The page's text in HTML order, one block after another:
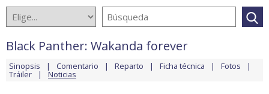
Black Panther: Wakanda forever
Sinopsis Comentario Reparto Ficha técnica Fotos
Tráiler Noticias